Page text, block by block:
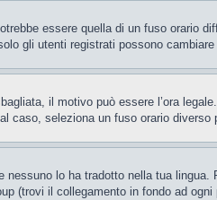
essere quella di un fuso
gli utenti registrati possono
il motivo può essere l’ora
caso, seleziona un fuso orario
nessuno lo ha tradotto nella tua
(trovi il collegamento in fondo ad ogni